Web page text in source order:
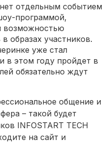
отдельным событием
программой,
возможностью
образах участников.
уже стал
в этом году пройдет в
обязательно ждут
общение и
– такой будет
INFOSTART TECH
на сайт и